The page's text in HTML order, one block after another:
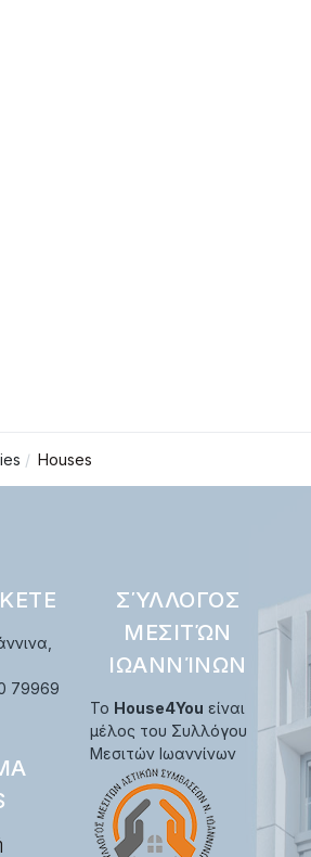
Houses
79969
ΣΎΛΛΟΓΟΣ
ΜΕΣΙΤΏΝ
ΙΩΑΝΝΊΝΩΝ
Το House4You είναι
μέλος του Συλλόγου
Μεσιτών Ιωαννίνων